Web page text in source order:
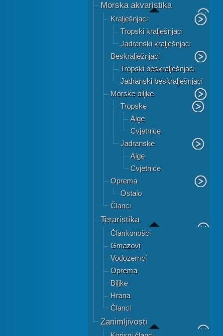
Morska akvaristika
Kralješnjaci
Tropski kralješnjaci
Jadranski kralješnjaci
Beskralježnjaci
Tropski beskralješnjaci
Jadranski beskralješnjaci
Morske biljke
Tropske
Alge
Cvjetnice
Jadranske
Alge
Cvjetnice
Oprema
Ostalo
Članci
Teraristika
Člankonošci
Gmazovi
Vodozemci
Oprema
Biljke
Hrana
Članci
Zanimljivosti